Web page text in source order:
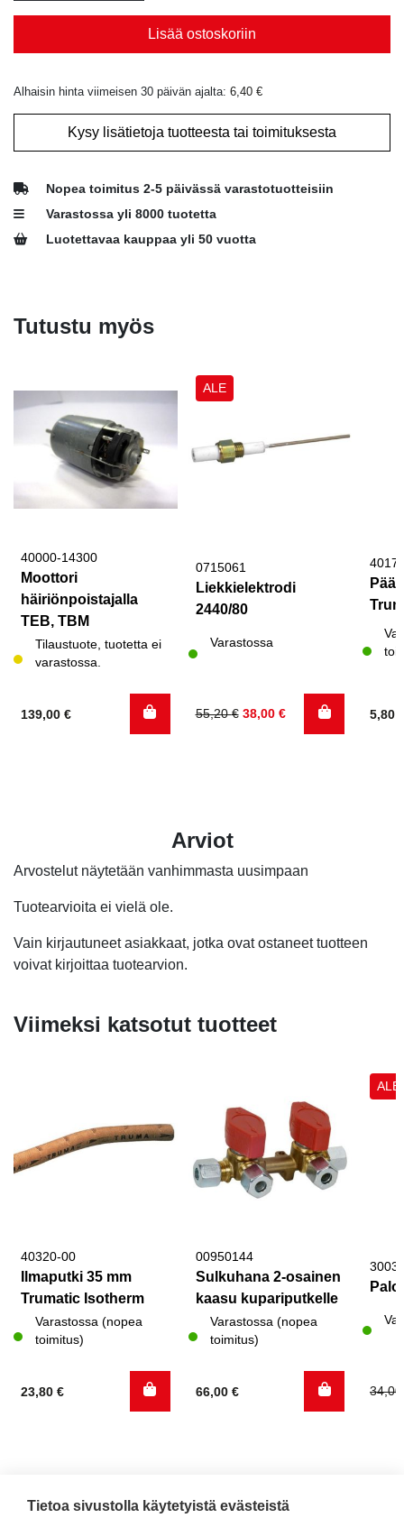
Lisää ostoskoriin
Alhaisin hinta viimeisen 30 päivän ajalta: 6,40 €
Kysy lisätietoja tuotteesta tai toimituksesta
Nopea toimitus 2-5 päivässä varastotuotteisiin
Varastossa yli 8000 tuotetta
Luotettavaa kauppaa yli 50 vuotta
Tutustu myös
40000-14300
Moottori
häiriönpoistajalla
TEB, TBM
Tilaustuote, tuotetta ei
varastossa.
139,00 €
ALE
0715061
Liekkielektrodi
2440/80
Varastossa
55,20€
Alkuperäinen
38,00 €
Nykyinen
5,80
Arviot
Arvostelut näytetään vanhimmasta uusimpaan
Tuotearvioita ei vielä ole.
Vain kirjautuneet asiakkaat, jotka ovat ostaneet tuotteen
voivat kirjoittaa tuotearvion.
Viimeksi katsotut tuotteet
40320-00
Ilmaputki 35 mm
Trumatic Isotherm
Varastossa (nopea
toimitus)
23,80 €
00950144
Sulkuhana 2-osainen
kaasu kupariputkelle
Varastossa (nopea
toimitus)
66,00 €
ALE
Tietoa sivustolla käytetyistä evästeistä